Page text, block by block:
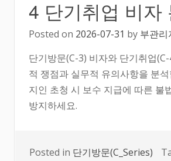
4 단기취업 비자
Posted on 2026-07-31 by 부관리
단기방문(C-3) 비자와 단기취업
적 쟁점과 실무적 유의사항을 분
지인 초청 시 보수 지급에 따른 불
방지하세요.
Posted in 단기방문(C_Series)